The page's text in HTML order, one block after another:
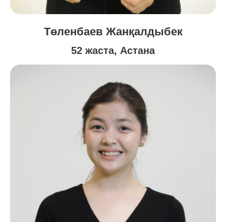
Төленбаев Жанқалдыбек
52 жаста, Астана